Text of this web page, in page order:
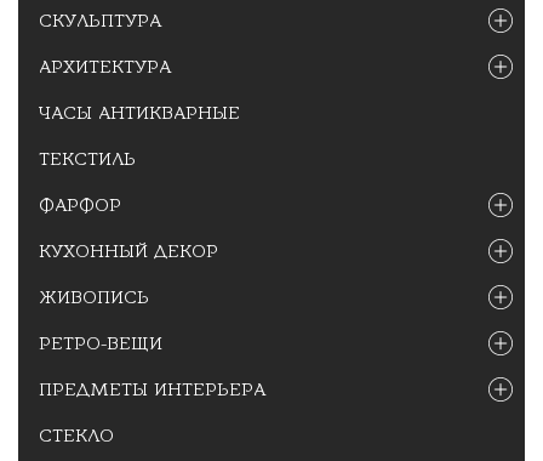
СКУЛЬПТУРА
АРХИТЕКТУРА
ЧАСЫ АНТИКВАРНЫЕ
ТЕКСТИЛЬ
ФАРФОР
КУХОННЫЙ ДЕКОР
ЖИВОПИСЬ
РЕТРО-ВЕЩИ
ПРЕДМЕТЫ ИНТЕРЬЕРА
СТЕКЛО